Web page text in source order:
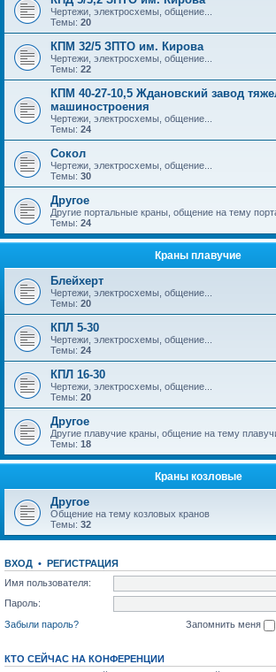
Чертежи, электросхемы, общение...
Темы: 20
КПМ 32/5 ЗПТО им. Кирова
Чертежи, электросхемы, общение...
Темы: 22
КПМ 40-27-10,5 Ждановский завод
машиностроения
Чертежи, электросхемы, общение...
Темы: 24
Сокол
Чертежи, электросхемы, общение...
Темы: 30
Другое
Другие портальные краны, общение на тему
Темы: 24
Краны плавучие
Блейхерт
Чертежи, электросхемы, общение...
Темы: 20
КПЛ 5-30
Чертежи, электросхемы, общение...
Темы: 24
КПЛ 16-30
Чертежи, электросхемы, общение...
Темы: 20
Другое
Другие плавучие краны, общение на тему
Темы: 18
Краны козловые
Другое
Общение на тему козловых кранов
Темы: 32
ВХОД • РЕГИСТРАЦИЯ
Имя пользователя:
Пароль:
Забыли пароль?
Запомнить меня
КТО СЕЙЧАС НА КОНФЕРЕНЦИИ